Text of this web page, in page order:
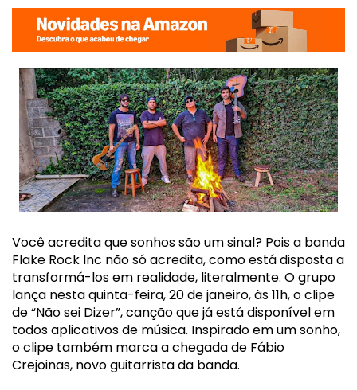
Você acredita que sonhos são um sinal? Pois a banda
Flake Rock Inc não só acredita, como está disposta a
transformá-los em realidade, literalmente. O grupo
lança nesta quinta-feira, 20 de janeiro, às 11h, o clipe
de “Não sei Dizer”, canção que já está disponível em
todos aplicativos de música. Inspirado em um sonho,
o clipe também marca a chegada de Fábio